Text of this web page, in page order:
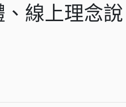
線上理念說